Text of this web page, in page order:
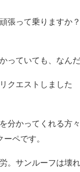
張って乗りますか
っていても、なん
クエストしました
分かってくれる方
ペです。
。サンルーフは壊